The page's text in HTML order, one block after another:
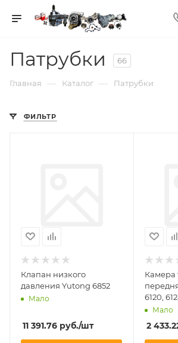
Патрубки 66
Главная — Каталог — Патрубки
ФИЛЬТР
Клапан низкого
давления Yutong 6852
Мало
11 391.76 руб./шт
Камера
6120,
Мало
2